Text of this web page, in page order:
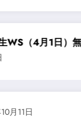
）無事終了〜
月11日